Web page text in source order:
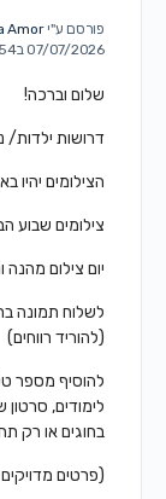
פורסם ע"יAmor
07/07/2026 ב3:54 am
שלום וברכה!
דרושות ילדות/ נערות בין
הצילומים
צילומים שבוע
יום צילום מהנה
(להוריד רווחים)
להוסיף מספר
לימודים,
בחוגים או רק
(פרטים